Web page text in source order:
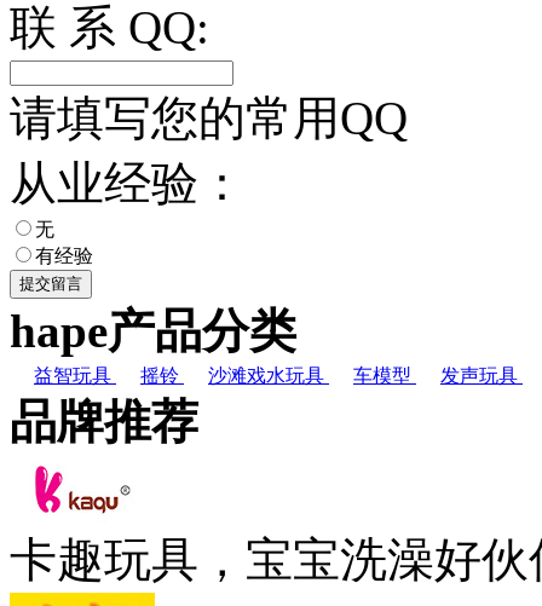
联 系 QQ:
请填写您的常用QQ
从业经验：
无
有经验
hape产品分类
益智玩具 摇铃 沙滩戏水玩具 车模型 发声玩具
品牌推荐
卡趣玩具，宝宝洗澡好伙